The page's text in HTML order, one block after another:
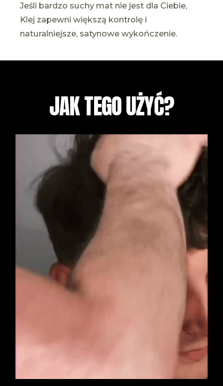
Jeśli bardzo suchy mat nie jest dla Ciebie,
Klej zapewni większą kontrolę i
naturalniejsze, satynowe wykończenie.
JAK TEGO UŻYĆ?